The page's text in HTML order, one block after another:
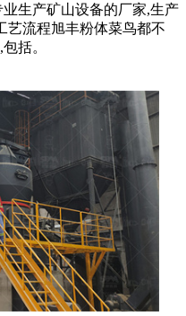
生产矿山设备的厂家,生产
艺流程旭丰粉体菜鸟都不
括。